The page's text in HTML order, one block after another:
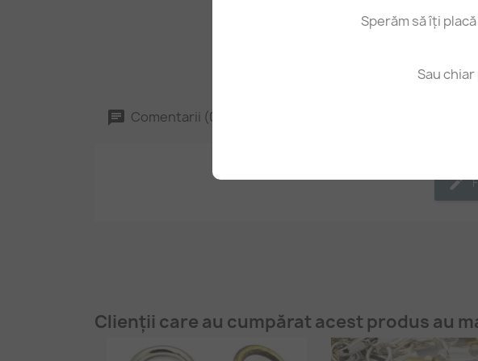
Sperăm să îți
Sau
Comentarii (0)
Clienții care au cumpărat acest produs au